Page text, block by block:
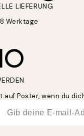
LIEFERUNG
Werktage
auf Poster, wenn du